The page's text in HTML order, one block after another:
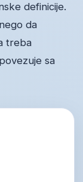
definicije.
da
treba
sa